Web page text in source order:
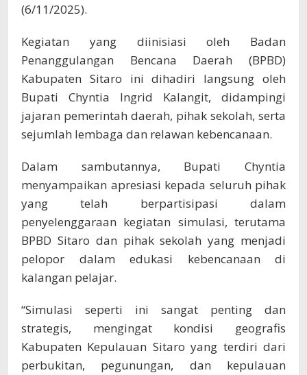
(6/11/2025).
Kegiatan yang diinisiasi oleh Badan
Penanggulangan Bencana Daerah (BPBD)
Kabupaten Sitaro ini dihadiri langsung oleh
Bupati Chyntia Ingrid Kalangit, didampingi
jajaran pemerintah daerah, pihak sekolah, serta
sejumlah lembaga dan relawan kebencanaan.
Dalam sambutannya, Bupati Chyntia
menyampaikan apresiasi kepada seluruh pihak
yang telah berpartisipasi dalam
penyelenggaraan kegiatan simulasi, terutama
BPBD Sitaro dan pihak sekolah yang menjadi
pelopor dalam edukasi kebencanaan di
kalangan pelajar.
“Simulasi seperti ini sangat penting dan
strategis, mengingat kondisi geografis
Kabupaten Kepulauan Sitaro yang terdiri dari
perbukitan, pegunungan, dan kepulauan